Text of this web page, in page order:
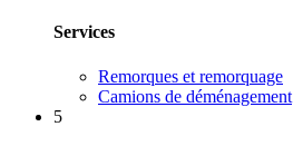
Services
Remorques et remorquage
Camions de déménagement
5